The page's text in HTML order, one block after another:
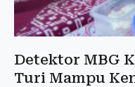
Detektor MBG
Turi Mampu